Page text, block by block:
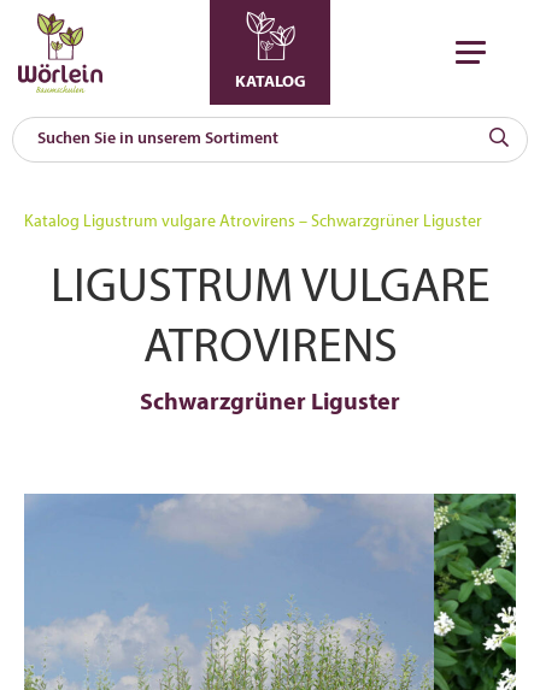
KATALOG
Katalog Ligustrum vulgare Atrovirens – Schwarzgrüner Liguster
LIGUSTRUM VULGARE
ATROVIRENS
Schwarzgrüner Liguster